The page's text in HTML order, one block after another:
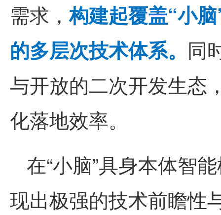
需求，构建起覆盖“小
的多层次技术体系。 同
与开放的二次开发生态
化落地效率。
在“小脑”具身本体智
现出极强的技术前瞻性